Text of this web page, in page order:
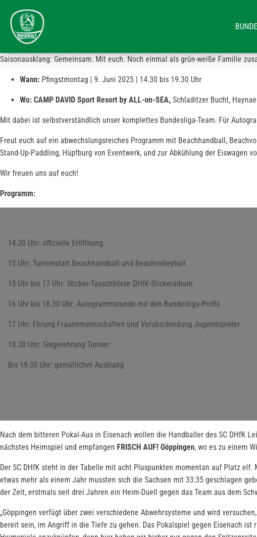
Saisonausklang: Gemeinsam. Mit euch. Noch einmal als grün-weiße Familie
Wann: Pfingstmontag | 9. Juni 2025 | 14.30 bis 19.30 Uhr
Wo: CAMP DAVID Sport Resort by ALL-on-SEA, Schladitzer Bucht,
Mit dabei ist selbstverständlich unser komplettes Bundesliga-Team. Für
Freut euch auf ein abwechslungsreiches Programm mit Beachhandball,
Stand-Up-Paddling, Hüpfburg von Eventwerk, und zur Abkühlung der Eiswagen
Wir freuen uns auf euch!
Programm:
14.30 Uhr: offizielle Eröffnung
15 Uhr: Turnierstart Beachhandball und Beachvolleyball
15 Uhr bis 17 Uhr: Sticker-Tauschbörse DHfK-Stickeralbum
16 Uhr bis 16.30 Uhr: Autogrammstunde mit den Bundesliga-Profis
17 Uhr: Ehrung Frauenmannschaften und Verabschiedung Jugendspieler
18.30 Uhr: Siegerehrung Turnier
Bis 19.30 Uhr: gemütlicher Ausklang
Nach dem bitteren Pokal-Aus in Eisenach wollen die Handballer des SC DHfK
nächstes Heimspiel und empfangen FRISCH AUF! Göppingen, wo es zu einem
Der SC DHfK steht in der Tabelle mit acht Pluspunkten momentan auf Platz
etwas mehr als einem Jahr mussten sich die Sachsen mit 33:35 geschlagen
der Zeit, erstmals seit drei Jahren ein Heim-Duell gegen das Team aus dem
„Göppingen verfügt über zwei verschiedene Abwehrsysteme und wird
bereit sein, im Angriff in die Tiefe zu gehen. Das Pokalspiel gegen Eisenach